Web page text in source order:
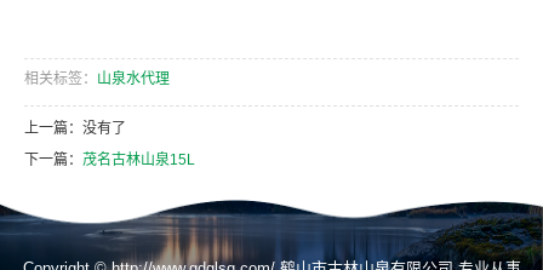
相关标签： 山泉水代理
上一篇：没有了
下一篇： 茂名古林山泉15L